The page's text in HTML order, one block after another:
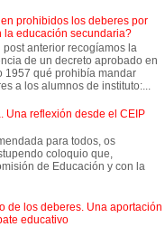
prohibidos los deberes por
la educación secundaria?
post anterior recogíamos la
de un decreto aprobado en
1957 qué prohibía mandar
a los alumnos de instituto:...
Una reflexión desde el CEIP
para todos, os
coloquio que,
de Educación y con la
de los deberes. Una aportación
educativo